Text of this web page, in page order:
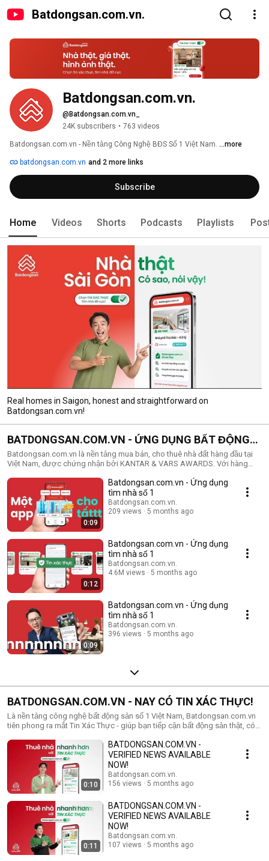
Batdongsan.com.vn.
Batdongsan.com.vn.
@Batdongsan.com.vn_
24K subscribers • 763 videos
Batdongsan.com.vn - Nền tảng Công Nghệ BĐS Số 1 Việt Nam. ...more
batdongsan.com.vn and 2 more links
Subscribe
Home Videos Shorts Podcasts Playlists
Real homes in Saigon, honest and straightforward on
Batdongsan.com.vn!
BATDONGSAN.COM.VN - ỨNG DỤNG BẤT ĐỘNG
SẢN SỐ 1!
Batdongsan.com.vn là nền tảng mua bán, cho thuê nhà đất hàng đầu tại
Việt Nam, được chứng nhận bởi KANTAR & VARS AWARDS. Với hàng
trợ tìm kiếm thông minh, bản đồ nhà đất, và dữ liệu biến động giá 5 năm
qua, Batdongsan.com.vn là ứng dụng đáng tin cậy của hơn 7 triệu người
dùng mỗi tháng. Ứng dụng giúp người tìm nhà dễ dàng tra cứu bất động
sản theo khu vực mong muốn, với đầy đủ loại hình: căn hộ chung cư, nhà
riêng, nhà trọ, phòng trọ, nhà phố, shophouse, biệt thự, đất nền, kho
xưởng, mặt bằng kinh doanh... Đồng thời, người bán và cho thuê có thể
nhanh chóng kết nối với đúng người mua hoặc thuê tiềm năng. Tải ngay
ứng dụng để trải nghiệm!
0:09
Batdongsan.com.vn - Ứng dụng
tìm nhà số 1
Batdongsan.com.vn.
209 views
5 months ago
0:12
Batdongsan.com.vn - Ứng dụng
tìm nhà số 1
Batdongsan.com.vn.
4.6M views
5 months ago
0:09
Batdongsan.com.vn - Ứng dụng
tìm nhà số 1
Batdongsan.com.vn.
396 views
5 months ago
BATDONGSAN.COM.VN - NAY CÓ TIN XÁC THỰC!
Là nền tảng công nghệ bất động sản số 1 Việt Nam, Batdongsan.com.vn
tiên phong ra mắt Tin Xác Thực - giúp bạn tiếp cận bất động sản thật, có
trường. 👉 Trải nghiệm ngay tại Batdongsan.com.vn #CoSaoNoiVay
#Batdongsan
0:10
BATDONGSAN.COM.VN -
VERIFIED NEWS AVAILABLE
NOW!
Batdongsan.com.vn.
156 views
5 months ago
0:11
BATDONGSAN.COM.VN -
VERIFIED NEWS AVAILABLE
NOW!
Batdongsan.com.vn.
107 views
5 months ago